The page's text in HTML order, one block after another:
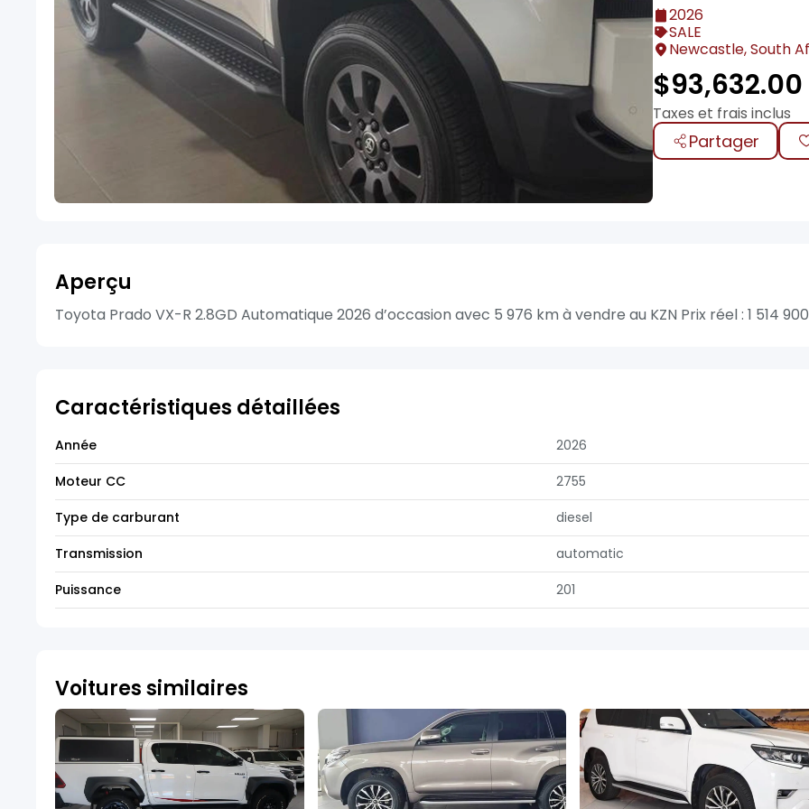
2026
SALE
Newcastle, South
$93,632.00
Taxes et frais inclus
Partager
Aperçu
Toyota Prado VX-R 2.8GD Automatique 2026 d’occasion avec 5 976 km à vendre au KZN Prix réel : 1 514 900
Caractéristiques détaillées
Année
2026
Moteur CC
2755
Type de carburant
diesel
Transmission
automatic
Puissance
201
Voitures similaires